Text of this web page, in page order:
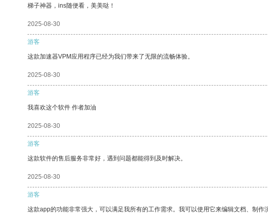
梯子神器，ins随便看，美美哒！
2025-08-30
游客
这款加速器VPM应用程序已经为我们带来了无限的流畅体验。
2025-08-30
游客
我喜欢这个软件 作者加油
2025-08-30
游客
这款软件的售后服务非常好，遇到问题都能得到及时解决。
2025-08-30
游客
这款app的功能非常强大，可以满足我所有的工作需求。我可以使用它来编辑文档、制作